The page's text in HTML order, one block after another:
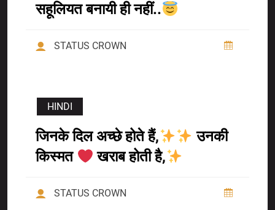
सहूलियत बनायी ही नहीं..
STATUS CROWN
HINDI
जिनके दिल अच्छे होते हैं,
उनकी
किस्मत
खराब होती है,
STATUS CROWN